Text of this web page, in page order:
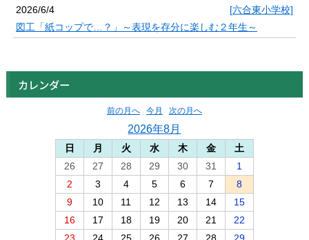
2026/6/4
[六合東小学校]
図工「紙コップで…？」～表現を存分に楽しむ２年生～
カレンダー
前の月へ 今月 次の月へ
2026年8月
日 月 火 水 木 金
土
26
27 28 29 30 31
1
2
3 4 5 6 7
8
9
10 11 12 13 14
15
16
17 18 19 20 21
22